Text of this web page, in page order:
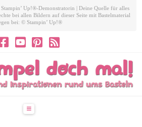
Up!®-Demonstratorin | Deine Quelle für alles
bei allen Bildern auf dieser Seite mit Bastelmaterial
bei: © Stampin’ Up!®
Navigation